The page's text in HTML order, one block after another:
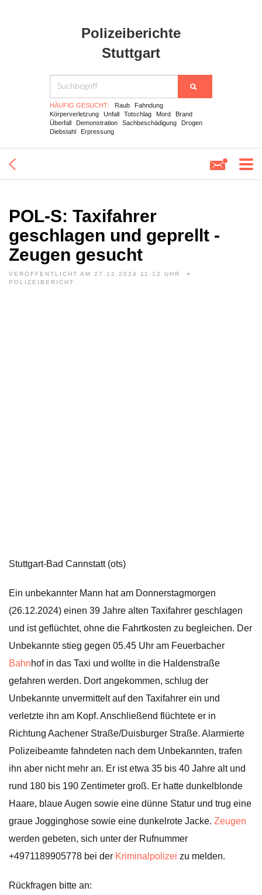
Polizeiberichte
Stuttgart
HÄUFIG GESUCHT: Raub
Fahndung
Körperverletzung
Unfall Totschlag Mord
Brand
Überfall
Demonstration Sachbeschädigung
Drogen
Diebstahl
Erpressung
POL-S: Taxifahrer
geschlagen und geprellt -
Zeugen gesucht
VERÖFFENTLICHT AM 27.12.2024 11:12 UHR
POLIZEIBERICHT
Stuttgart-Bad Cannstatt (ots)
Ein unbekannter Mann hat am Donnerstagmorgen
(26.12.2024) einen 39 Jahre alten Taxifahrer geschlagen
und ist geflüchtet, ohne die Fahrtkosten zu begleichen. Der
Unbekannte stieg gegen 05.45 Uhr am Feuerbacher
Bahnhof in das Taxi und wollte in die Haldenstraße
gefahren werden. Dort angekommen, schlug der
Unbekannte unvermittelt auf den Taxifahrer ein und
verletzte ihn am Kopf. Anschließend flüchtete er in
Richtung Aachener Straße/Duisburger Straße. Alarmierte
Polizeibeamte fahndeten nach dem Unbekannten, trafen
ihn aber nicht mehr an. Er ist etwa 35 bis 40 Jahre alt und
rund 180 bis 190 Zentimeter groß. Er hatte dunkelblonde
Haare, blaue Augen sowie eine dünne Statur und trug eine
graue Jogginghose sowie eine dunkelrote Jacke. Zeugen
werden gebeten, sich unter der Rufnummer
+4971189905778 bei der Kriminalpolizei zu melden.
Rückfragen bitte an: